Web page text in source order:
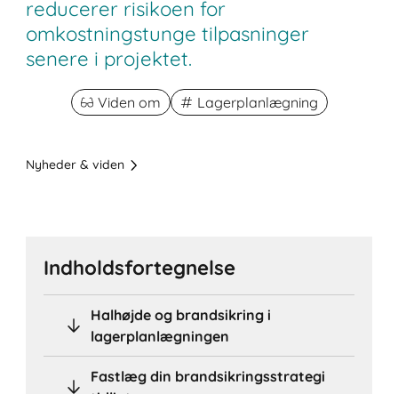
reducerer risikoen for
omkostningstunge tilpasninger
senere i projektet.
Viden om Lagerplanlægning
Nyheder & viden
Indholdsfortegnelse
Halhøjde og brandsikring i
lagerplanlægningen
Fastlæg din brandsikringsstrategi